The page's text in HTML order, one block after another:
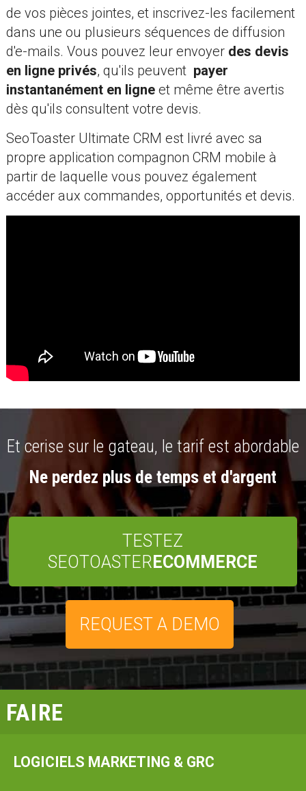
de vos pièces jointes, et inscrivez-les facilement
dans une ou plusieurs séquences de diffusion
d'e-mails. Vous pouvez leur envoyer des devis
en ligne privés, qu'ils peuvent payer
instantanément en ligneet même être avertis
dès qu'ils consultent votre devis.
SeoToaster Ultimate CRM est livré avec sa
propre application compagnon CRM mobile à
partir de laquelle vous pouvez également
accéder aux commandes, opportunités et devis.
Et cerise sur le gateau, le tarif est abordable
Ne perdez plus de temps et d'argent
TESTEZ
SEOTOASTER ECOMMERCE
REQUEST A DEMO
FAIRE
LOGICIELS MARKETING & GRC